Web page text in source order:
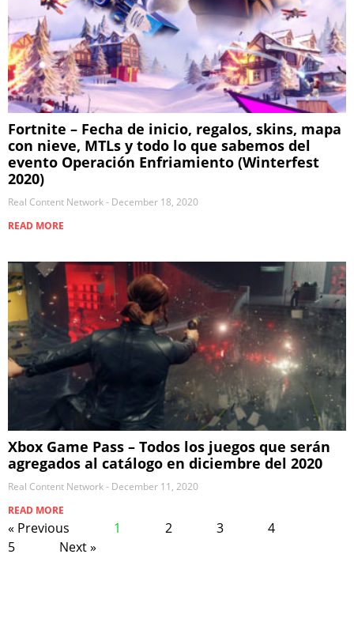
Fortnite – Fecha de inicio, regalos, skins, mapa
con nieve, MTLs y todo lo que sabemos del
evento Operación Enfriamiento (Winterfest
2020)
Real Content Network
December 18, 2020
READ MORE
Xbox Game Pass – Todos los juegos que serán
agregados al catálogo en diciembre del 2020
Real Content Network
December 11, 2020
READ MORE
« Previous 1 2 3
4
5
Next »